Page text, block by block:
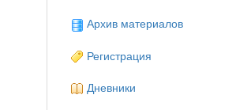
Архив материалов
Регистрация
Дневники